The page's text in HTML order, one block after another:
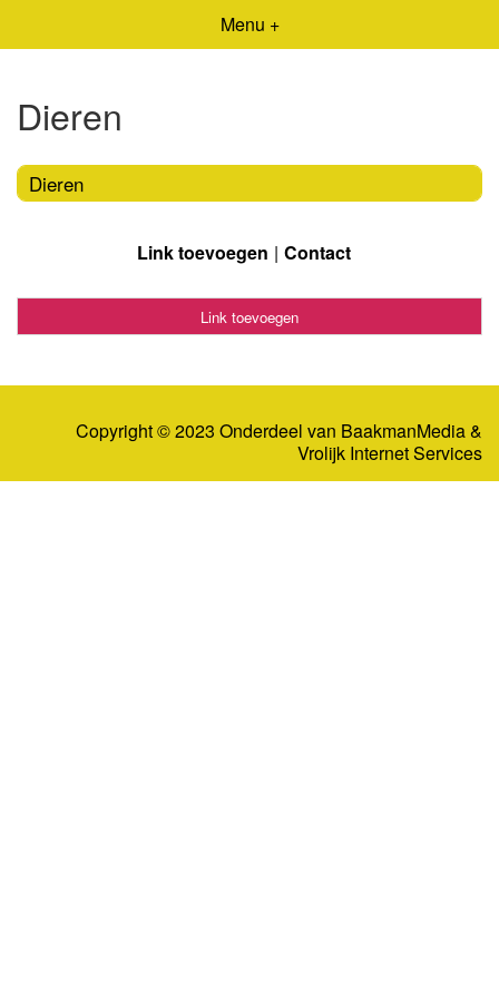
Menu +
Dieren
Dieren
Link toevoegen Contact
Link toevoegen
Copyright © 2023 Onderdeel van BaakmanMedia&
Vrolijk Internet Services